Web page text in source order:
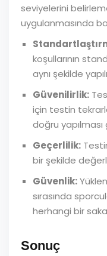
seviyelerini
uygulanmasında
koşullarının
aynı şekilde
Güvenilirlik:
için testin
doğru yapılması
Geçerlilik:
bir şekilde
Güvenlik:
sırasında
herhangi bir
Sonuç